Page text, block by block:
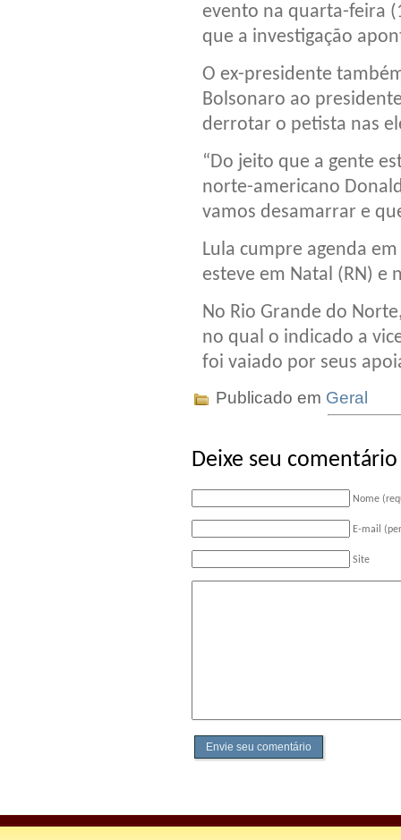
evento na quarta-feira
que a investigação
O ex-presidente
Bolsonaro ao
derrotar o petista nas
“Do jeito que a gente
norte-americano
vamos desamarrar e
Lula cumpre agenda
esteve em Natal (RN) e
No Rio Grande do
no qual o indicado a
foi vaiado por seus
Publicado em Geral
Deixe seu comentário
Nome
E-mail
Site
Envie seu comentário